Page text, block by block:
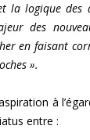
la logique des
des
en faisant
».
à
entre :